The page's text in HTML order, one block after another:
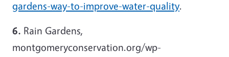
gardens-way-to-improve-water-quality.
6. Rain Gardens,
montgomeryconservation.org/wp-